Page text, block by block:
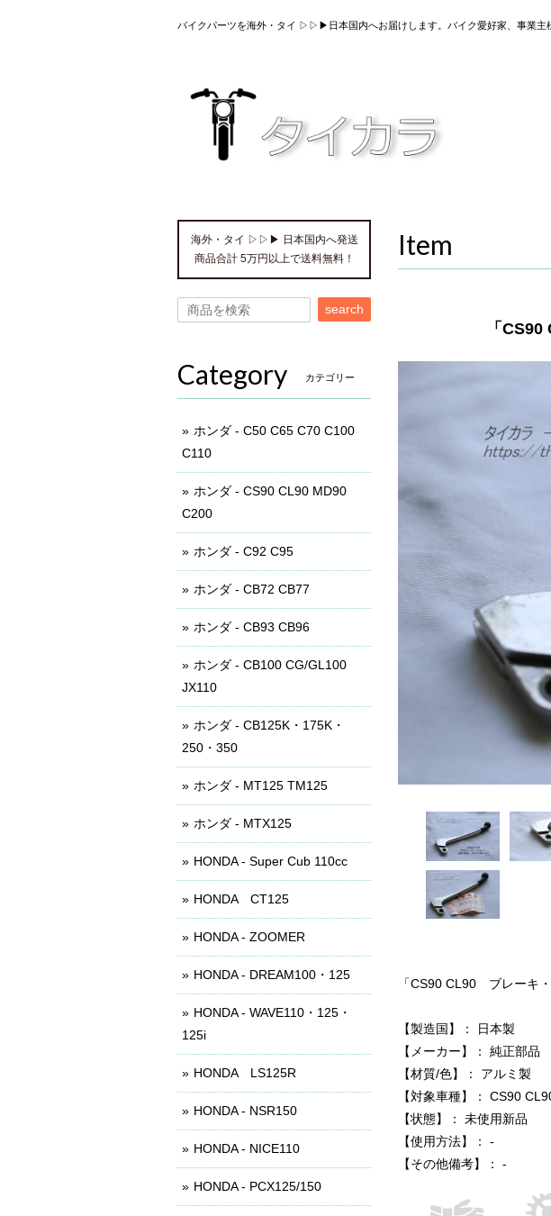
バイクパーツを海外・タイ ▷▷▶日本国内へお届けします。バイク愛好家、事業主
Item
「
「CS90 CL90 ブレーキ
【製造国】： 日本製
【メーカー】： 純正部
【材質/色】： アルミ製
【対象車種】： CS90
【状態】： 未使用新品
【使用方法】： -
【その他備考】： -
海外・タイ ▷▷▶ 日本国内へ発送
商品合計 5万円以上で送料無料！
search
Category カテゴリー
ホンダ - C50 C65 C70 C100
C110
ホンダ - CS90 CL90 MD90
C200
ホンダ - C92 C95
ホンダ - CB72 CB77
ホンダ - CB93 CB96
ホンダ - CB100 CG/GL100
JX110
ホンダ - CB125K・175K・
250・350
ホンダ - MT125 TM125
ホンダ - MTX125
HONDA - Super Cub 110cc
HONDA CT125
HONDA - ZOOMER
HONDA - DREAM100・125
HONDA - WAVE110・125・
125i
HONDA LS125R
HONDA - NSR150
HONDA - NICE110
HONDA - PCX125/150